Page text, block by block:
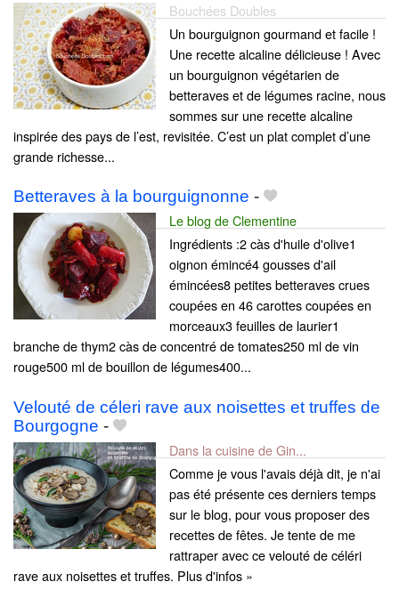
Bouchées Doubles
Un bourguignon gourmand et facile !
Une recette alcaline délicieuse ! Avec
un bourguignon végétarien de
betteraves et de légumes racine, nous
sommes sur une recette alcaline
inspirée des pays de l’est, revisitée. C’est un plat complet d’une
grande richesse...
Betteraves à la bourguignonne -
Le blog de Clementine
Ingrédients :2 càs d'huile d'olive1
oignon émincé4 gousses d'ail
émincées8 petites betteraves crues
coupées en 46 carottes coupées en
morceaux3 feuilles de laurier1
branche de thym2 càs de concentré de tomates250 ml de vin
rouge500 ml de bouillon de légumes400...
Velouté de céleri rave aux noisettes et truffes de
Bourgogne -
Dans la cuisine de Gin...
Comme je vous l'avais déjà dit, je n'ai
pas été présente ces derniers temps
sur le blog, pour vous proposer des
recettes de fêtes. Je tente de me
rattraper avec ce velouté de céléri
rave aux noisettes et truffes. Plus d'infos »